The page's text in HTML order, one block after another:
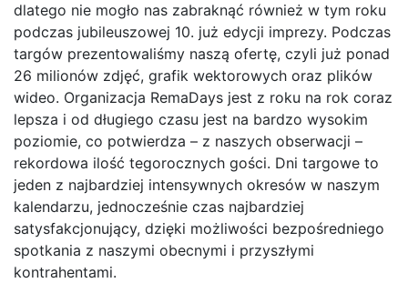
dlatego nie mogło nas zabraknąć również w tym roku
podczas jubileuszowej 10. już edycji imprezy. Podczas
targów prezentowaliśmy naszą ofertę, czyli już ponad
26 milionów zdjęć, grafik wektorowych oraz plików
wideo. Organizacja RemaDays jest z roku na rok coraz
lepsza i od długiego czasu jest na bardzo wysokim
poziomie, co potwierdza – z naszych obserwacji –
rekordowa ilość tegorocznych gości. Dni targowe to
jeden z najbardziej intensywnych okresów w naszym
kalendarzu, jednocześnie czas najbardziej
satysfakcjonujący, dzięki możliwości bezpośredniego
spotkania z naszymi obecnymi i przyszłymi
kontrahentami.